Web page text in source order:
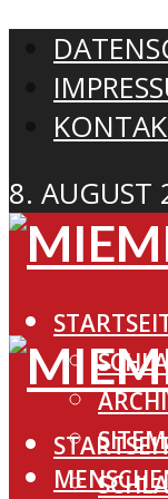
8. AUGUST